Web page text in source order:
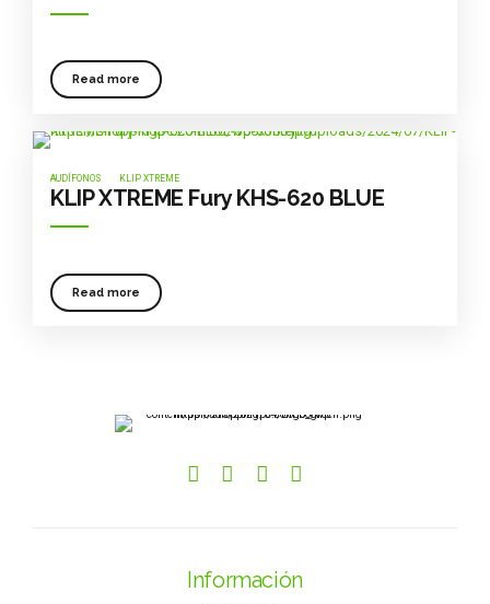
Read more
AUDÍFONOS KLIP XTREME
KLIP XTREME Fury KHS-620 BLUE
Read more
Información